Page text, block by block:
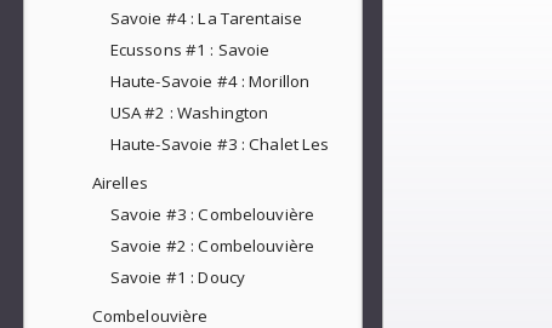
Savoie #4 : La Tarentaise
Ecussons #1 : Savoie
Haute-Savoie #4 : Morillon
USA #2 : Washington
Haute-Savoie #3 : Chalet Les
Airelles
Savoie #3 : Combelouvière
Savoie #2 : Combelouvière
Savoie #1 : Doucy
Combelouvière